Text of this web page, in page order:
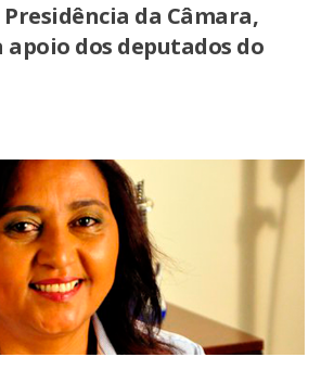
da Câmara,
apoio dos deputados do